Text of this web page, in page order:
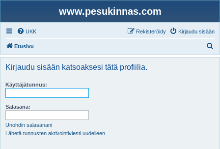
www.pesukinnas.com
UKK Kirjaudu sisään
Rekisteröidy
Etusivu
t
Kirjaudu sisään katsoaksesi tätä profiilia.
Käyttäjätunnus:
Salasana:
Unohdin salasanani
Lähetä tunnusten aktivointiviesti uudelleen